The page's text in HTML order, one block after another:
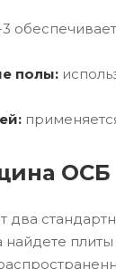
3
полы:
ОСБ
найдете